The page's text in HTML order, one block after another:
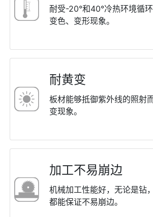
耐受-20°和40°冷热环境循
变⾊、变形现象。
耐⻩变
板材能够抵御紫外线的照射
变现象。
加⼯不易崩边
机械加⼯性能好，⽆论是钻
都能保证不易崩边。